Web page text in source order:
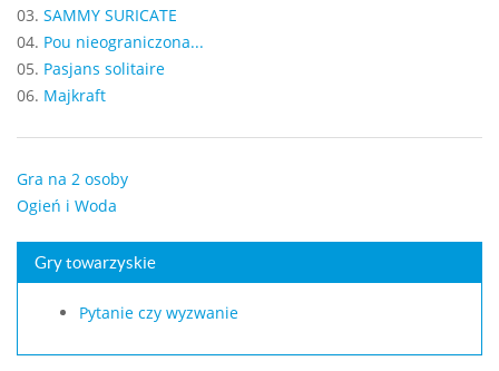
03. SAMMY SURICATE
04. Pou nieograniczona...
05. Pasjans solitaire
06. Majkraft
Gra na 2 osoby
Ogień i Woda
Gry towarzyskie
Pytanie czy wyzwanie